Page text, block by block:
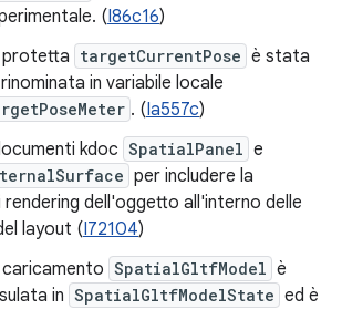
(I86c16)
protetta targetCurrentPose è stata
in variabile locale
. (Ia557c)
kdoc SpatialPanel e
per includere la
rendering dell'oggetto all'interno delle
layout (I72104)
SpatialGltfModel è
in SpatialGltfModelState ed è